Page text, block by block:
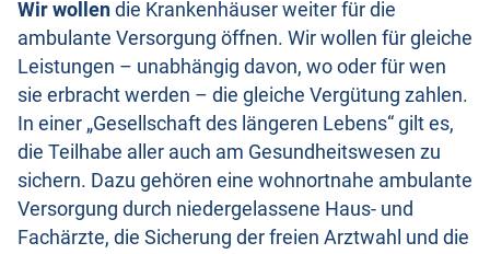
Wir wollen die Krankenhäuser weiter für die
ambulante Versorgung öffnen. Wir wollen für gleiche
Leistungen – unabhängig davon, wo oder für wen
sie erbracht werden – die gleiche Vergütung zahlen.
In einer „Gesellschaft des längeren Lebens“ gilt es,
die Teilhabe aller auch am Gesundheitswesen zu
sichern. Dazu gehören eine wohnortnahe ambulante
Versorgung durch niedergelassene Haus- und
Fachärzte, die Sicherung der freien Arztwahl und die